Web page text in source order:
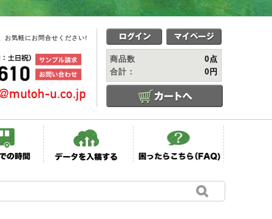
お気軽にお問合せください!
商品数
0点
合計：
0円